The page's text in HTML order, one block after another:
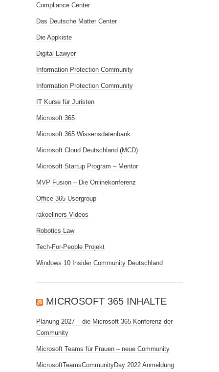
Compliance Center
Das Deutsche Matter Center
Die Appkiste
Digital Lawyer
Information Protection Community
Information Protection Community
IT Kurse für Juristen
Microsoft 365
Microsoft 365 Wissensdatenbank
Microsoft Cloud Deutschland (MCD)
Microsoft Startup Program – Mentor
MVP Fusion – Die Onlinekonferenz
Office 365 Usergroup
rakoellners Videos
Robotics Law
Tech-For-People Projekt
Windows 10 Insider Community Deutschland
MICROSOFT 365 INHALTE
Planung 2027 – die Microsoft 365 Konferenz der
Community
Microsoft Teams für Frauen – neue Community
MicrosoftTeamsCommunityDay 2022 Anmeldung